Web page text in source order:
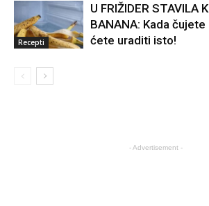
Recepti
U FRIŽIDER STAVILA
BANANA: Kada
ćete uraditi isto!
- Advertisement -